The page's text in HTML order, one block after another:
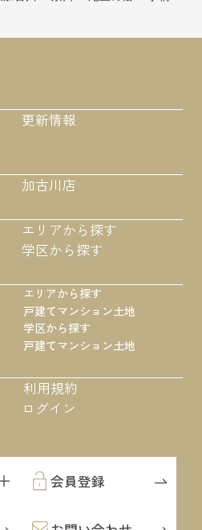
更新情報
加古川店
エリアから探す
学区から探す
エリアから探す
戸建てマンション土地
学区から探す
戸建てマンション土地
利用規約
ログイン
会員登録